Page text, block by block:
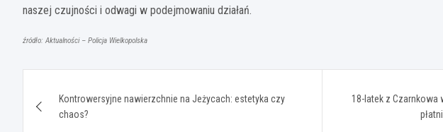
naszej czujności i odwagi w podejmowaniu działań.
źródło: Aktualności – Policja Wielkopolska
wpisuKontrowersyjne nawierzchnie na Jeżycach: estetyka czy
chaos?
18-latek z Czarnkowa